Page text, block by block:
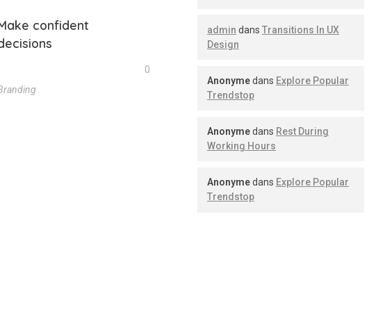
confident
0
admin dans Transitions In UX
Design
Anonymedans Explore Popular
Trendstop
Anonymedans Rest During
Working Hours
Anonymedans Explore Popular
Trendstop